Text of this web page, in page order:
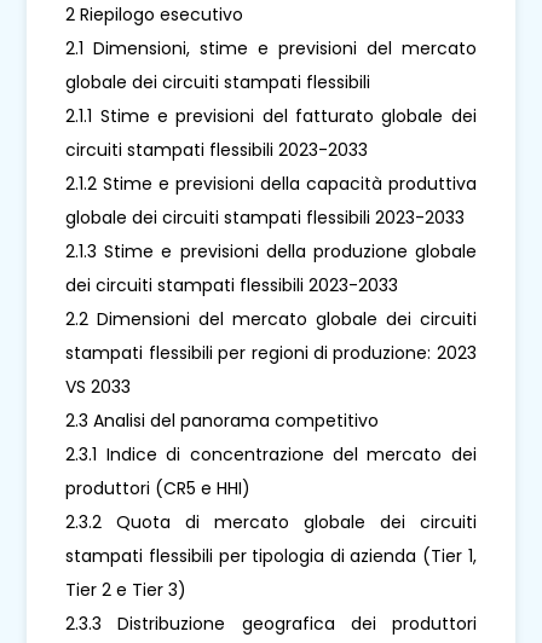
2 Riepilogo esecutivo
2.1 Dimensioni, stime e previsioni del mercato
globale dei circuiti stampati flessibili
2.1.1 Stime e previsioni del fatturato globale dei
circuiti stampati flessibili 2023-2033
2.1.2 Stime e previsioni della capacità produttiva
globale dei circuiti stampati flessibili 2023-2033
2.1.3 Stime e previsioni della produzione globale
dei circuiti stampati flessibili 2023-2033
2.2 Dimensioni del mercato globale dei circuiti
stampati flessibili per regioni di produzione: 2023
VS 2033
2.3 Analisi del panorama competitivo
2.3.1 Indice di concentrazione del mercato dei
produttori (CR5 e HHI)
2.3.2 Quota di mercato globale dei circuiti
stampati flessibili per tipologia di azienda (Tier 1,
Tier 2 e Tier 3)
2.3.3 Distribuzione geografica dei produttori